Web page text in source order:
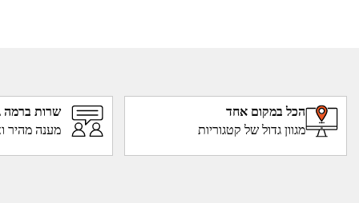
הכל במקום אחד
מגוון גדול של קטגוריות
שרות ברמה
מענה מהיר